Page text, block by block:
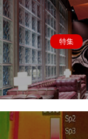
特集